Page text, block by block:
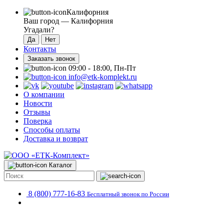
Калифорния
Ваш город — Калифорния
Угадали?
Контакты
Заказать звонок
09:00 - 18:00, Пн-Пт
info@etk-komplekt.ru
О компании
Новости
Отзывы
Поверка
Способы оплаты
Доставка и возврат
Каталог
8 (800) 777-16-83 Бесплатный звонок по России